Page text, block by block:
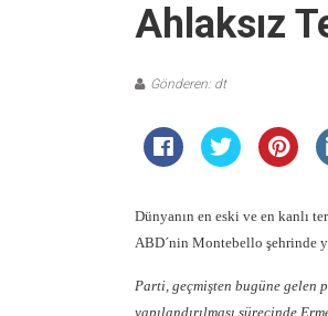
Ahlaksız
Gönderen: dt
Dünyanın en eski ve en kanlı
ABD´nin Montebello şehrinde
Parti, geçmişten bugüne gelen
yapılandırılması sürecinde